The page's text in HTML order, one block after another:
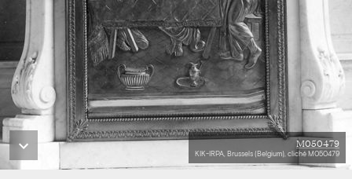
M050479
KIK-IRPA, Brussels (Belgium), cliché M050479